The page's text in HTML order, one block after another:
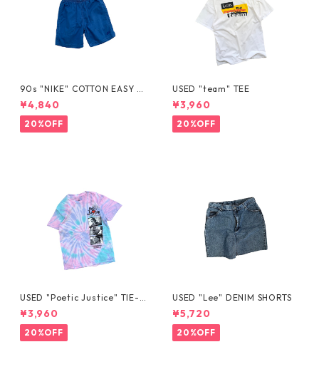
90s "NIKE" COTTON EASY S
HORTS
¥4,840
20%OFF
USED "team" TEE
¥3,960
20%OFF
USED "Poetic Justice" TIE-D
YE TEE
¥3,960
20%OFF
USED "Lee" DENIM SHORTS
¥5,720
20%OFF